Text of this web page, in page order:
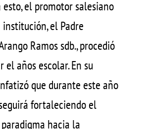
esto, el promotor salesiano
el Padre
Ramos sdb., procedió
el años escolar. En su
que durante este año
fortaleciendo el
hacia la